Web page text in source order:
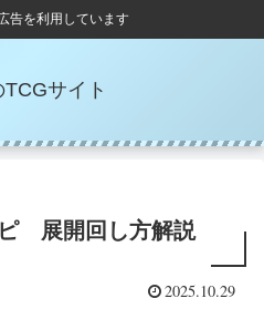
告を利用しています
サイト
展開回し方解説
2025.10.29